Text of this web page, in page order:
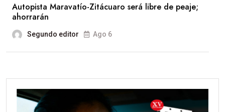
Autopista Maravatío-Zitácuaro será libre de peaje;
ahorrarán
Segundo editor Ago 6